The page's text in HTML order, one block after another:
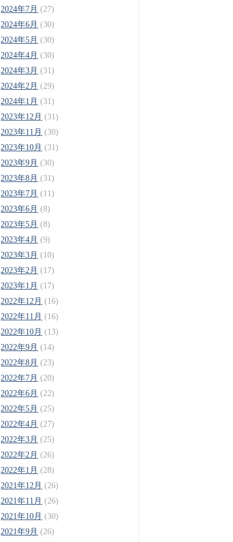
2024年7月 (27)
2024年6月 (30)
2024年5月 (30)
2024年4月 (30)
2024年3月 (31)
2024年2月 (29)
2024年1月 (31)
2023年12月 (31)
2023年11月 (30)
2023年10月 (31)
2023年9月 (30)
2023年8月 (31)
2023年7月 (11)
2023年6月 (8)
2023年5月 (8)
2023年4月 (9)
2023年3月 (10)
2023年2月 (17)
2023年1月 (17)
2022年12月 (16)
2022年11月 (16)
2022年10月 (13)
2022年9月 (14)
2022年8月 (23)
2022年7月 (20)
2022年6月 (22)
2022年5月 (25)
2022年4月 (27)
2022年3月 (25)
2022年2月 (26)
2022年1月 (28)
2021年12月 (26)
2021年11月 (26)
2021年10月 (30)
2021年9月 (26)